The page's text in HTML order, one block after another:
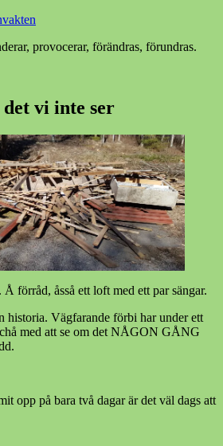
provocerar, förändras, förundras.
vi inte ser
förråd, åsså ett loft med ett par sängar.
historia. Vägfarande förbi har under ett
med att se om det NÅGON GÅNG
opp på bara två dagar är det väl dags att